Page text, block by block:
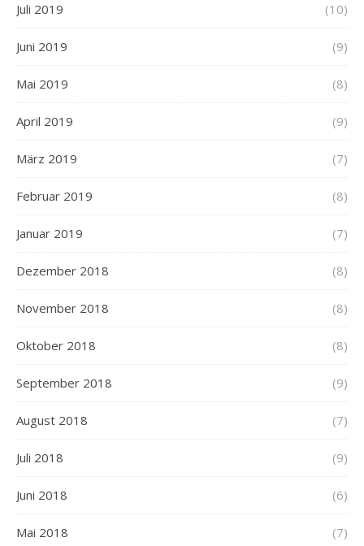
Juli 2019 (10)
Juni 2019 (9)
Mai 2019 (8)
April 2019 (9)
März 2019 (7)
Februar 2019 (8)
Januar 2019 (7)
Dezember 2018 (8)
November 2018 (8)
Oktober 2018 (8)
September 2018 (9)
August 2018 (7)
Juli 2018 (9)
Juni 2018 (6)
Mai 2018 (7)